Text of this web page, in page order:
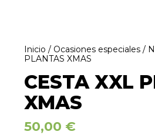
Inicio / Ocasiones especiales /
PLANTAS XMAS
CESTA XXL
XMAS
50,00 €